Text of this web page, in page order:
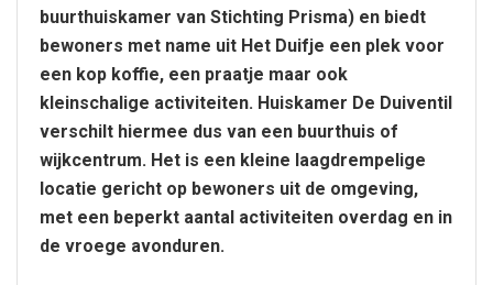
buurthuiskamer van Stichting Prisma) en biedt
bewoners met name uit Het Duifje een plek voor
een kop koffie, een praatje maar ook
kleinschalige activiteiten. Huiskamer De Duiventil
verschilt hiermee dus van een buurthuis of
wijkcentrum. Het is een kleine laagdrempelige
locatie gericht op bewoners uit de omgeving,
met een beperkt aantal activiteiten overdag en in
de vroege avonduren.